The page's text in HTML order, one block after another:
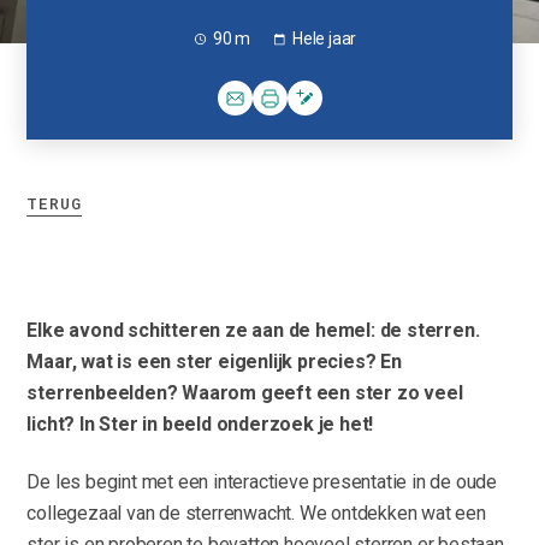
90 m Hele jaar
TERUG
Elke avond schitteren ze aan de hemel: de sterren.
Maar, wat is een ster eigenlijk precies? En
sterrenbeelden? Waarom geeft een ster zo veel
licht? In Ster in beeld onderzoek je het!
De les begint met een interactieve presentatie in de oude
collegezaal van de sterrenwacht. We ontdekken wat een